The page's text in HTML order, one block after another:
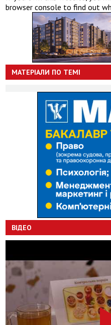
browser console to find out
МАТЕРІАЛИ ПО ТЕМІ
ВІДЕО